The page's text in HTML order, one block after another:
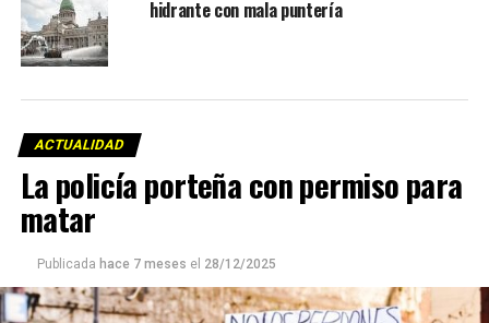
hidrante con mala puntería
ACTUALIDAD
La policía porteña con permiso para
matar
Publicada hace 7 meses el 28/12/2025